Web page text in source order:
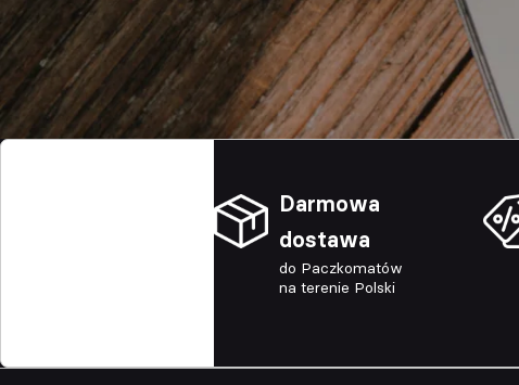
Darmowa
dostawa
do Paczkomatów
na terenie Polski